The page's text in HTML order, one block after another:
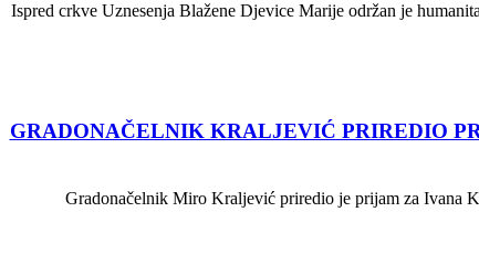
Ispred crkve Uznesenja Blažene Djevice Marije održan je
GRADONAČELNIK KRALJEVIĆ PRIREDIO
Gradonačelnik Miro Kraljević priredio je prijam za Ivana